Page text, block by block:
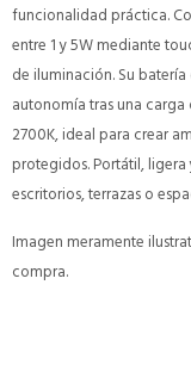
funcionalidad práctica.
entre 1 y 5W mediante
de iluminación. Su
autonomía tras una
2700K, ideal para crear
protegidos. Portátil,
escritorios, terrazas o
Imagen meramente
compra.